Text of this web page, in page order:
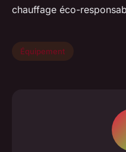
chauffage éco-
Équipement